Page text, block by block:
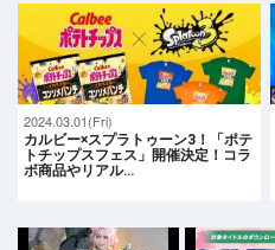
2024.03.01(Fri)
カルビー×スプラトゥーン3！「ポテ
トチップスフェス」開催決定！コラ
ボ商品やリアル…